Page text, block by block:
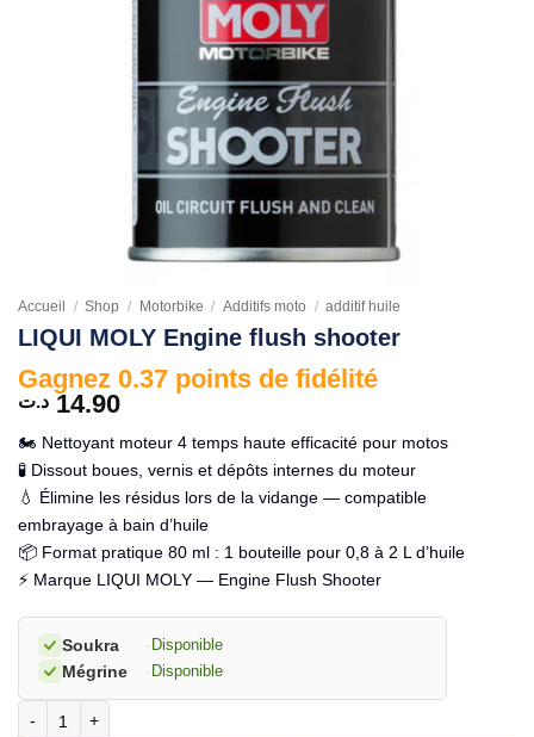
Accueil / Shop / Motorbike / Additifs moto / additif huile
LIQUI MOLY Engine flush shooter
Gagnez 0.37 points de fidélité
14.90 د.ت
🏍️ Nettoyant moteur 4 temps haute efficacité pour motos
🧪 Dissout boues, vernis et dépôts internes du moteur
💧 Élimine les résidus lors de la vidange — compatible
embrayage à bain d’huile
📦 Format pratique 80 ml : 1 bouteille pour 0,8 à 2 L d’huile
⚡ Marque LIQUI MOLY — Engine Flush Shooter
Soukra · Disponible
Mégrine · Disponible